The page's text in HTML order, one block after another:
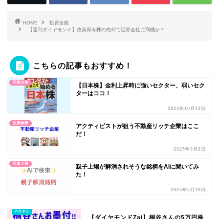
HOME
投資全般
【週刊ダイヤモンド】政策保有株の売却で証券会社に商機か？
こちらの記事もおすすめ！
投資全般
【日本株】金利上昇時に強いセクター、弱いセク
ターはココ！
2024年10月12日
投資全般
アクティビストが狙う不動産リッチ企業はここ
だ！
2025年3月2日
投資全般
親子上場が解消されそうな銘柄をAIに聞いてみ
た！
2025年5月10日
【ダイヤモンドZai】桐谷さんの5万円株